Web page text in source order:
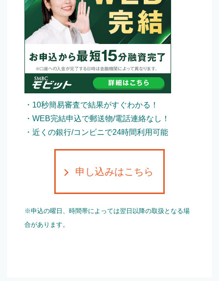
・10秒簡易審査で結果がすぐわかる！
・WEB完結申込で郵送物/電話連絡なし！
・近くの銀行/コンビニで24時間利用可能
申し込みはこちら
※申込の曜日、時間帯によっては翌日以降の取扱となる場
合があります。